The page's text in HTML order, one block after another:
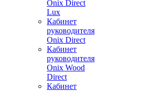
Onix Direct
Lux
Кабинет
руководителя
Onix Direct
Кабинет
руководителя
Onix Wood
Direct
Кабинет